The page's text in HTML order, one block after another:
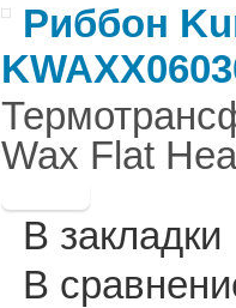
Риббон
Wax Flat
В закладки
В